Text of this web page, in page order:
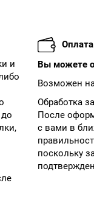
и
Оплата
Вы можете
Возможен
Обработка
После
с вами в
поскольку